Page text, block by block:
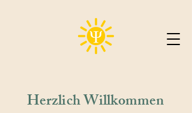
Herzlich Willkommen